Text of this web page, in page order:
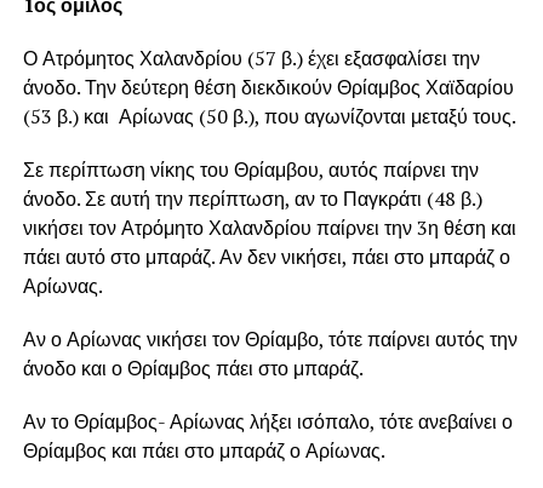
Ο Ατρόμητος Χαλανδρίου (57 β.) έχει εξασφαλίσει την
άνοδο. Την δεύτερη θέση διεκδικούν Θρίαμβος Χαϊδαρίου
(53 β.) και Αρίωνας (50 β.), που αγωνίζονται μεταξύ τους.
Σε περίπτωση νίκης του Θρίαμβου, αυτός παίρνει την
άνοδο. Σε αυτή την περίπτωση, αν το Παγκράτι (48 β.)
νικήσει τον Ατρόμητο Χαλανδρίου παίρνει την 3η θέση και
πάει αυτό στο μπαράζ. Αν δεν νικήσει, πάει στο μπαράζ ο
Αρίωνας.
Αν ο Αρίωνας νικήσει τον Θρίαμβο, τότε παίρνει αυτός την
άνοδο και ο Θρίαμβος πάει στο μπαράζ.
Αν το Θρίαμβος- Αρίωνας λήξει ισόπαλο, τότε ανεβαίνει ο
Θρίαμβος και πάει στο μπαράζ ο Αρίωνας.